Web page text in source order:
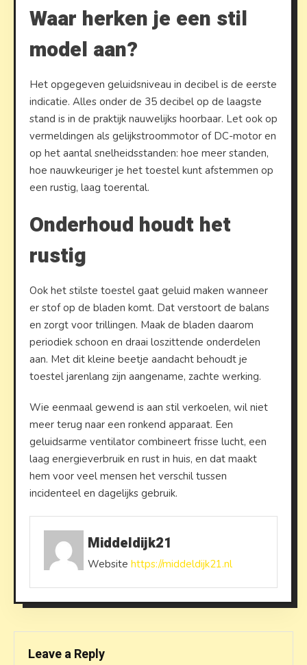
Waar herken je een stil
model aan?
Het opgegeven geluidsniveau in decibel is de eerste
indicatie. Alles onder de 35 decibel op de laagste
stand is in de praktijk nauwelijks hoorbaar. Let ook op
vermeldingen als gelijkstroommotor of DC-motor en
op het aantal snelheidsstanden: hoe meer standen,
hoe nauwkeuriger je het toestel kunt afstemmen op
een rustig, laag toerental.
Onderhoud houdt het
rustig
Ook het stilste toestel gaat geluid maken wanneer
er stof op de bladen komt. Dat verstoort de balans
en zorgt voor trillingen. Maak de bladen daarom
periodiek schoon en draai loszittende onderdelen
aan. Met dit kleine beetje aandacht behoudt je
toestel jarenlang zijn aangename, zachte werking.
Wie eenmaal gewend is aan stil verkoelen, wil niet
meer terug naar een ronkend apparaat. Een
geluidsarme ventilator combineert frisse lucht, een
laag energieverbruik en rust in huis, en dat maakt
hem voor veel mensen het verschil tussen
incidenteel en dagelijks gebruik.
Middeldijk21
Website https://middeldijk21.nl
Leave a Reply